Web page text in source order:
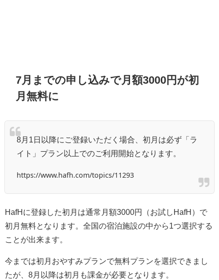
7月までの申し込みで月額3000円が初
月無料に
8月1日以降にご登録いただく場合、初月は必ず「ラ
イト」プラン以上でのご利用開始となります。
https://www.hafh.com/topics/11293
HafHに登録した初月は通常月額3000円（お試しHafH）で
初月無料となります。全国の宿泊施設の中から1つ選択する
ことが出来ます。
今までは初月おやすみプランで無料プランを選択できまし
たが、8月以降は初月も課金が必要となります。